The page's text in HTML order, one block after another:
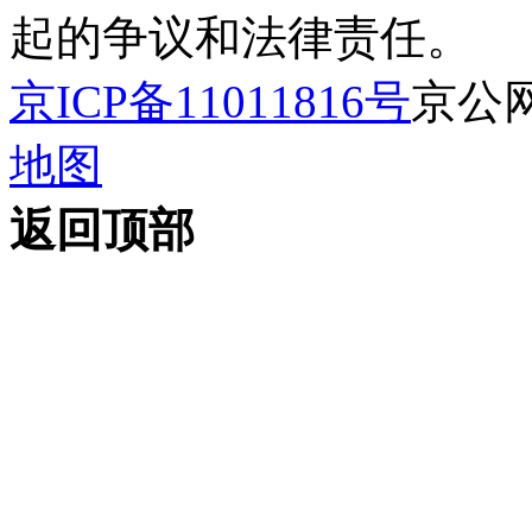
起的争议和法律责任。
京ICP备11011816号京公
地图
返回顶部